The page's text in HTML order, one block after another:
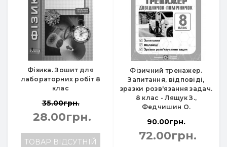
Фізика. Зошит для
лабораторних робіт 8
клас
35.00грн.
28.00грн.
ТОВАР ВІДСУТНІЙ
Фізичний тренажер.
Запитання, відповіді,
зразки розв'язання задач.
8 клас - Лящук З.,
Федчишин О.
90.00грн.
72.00грн.